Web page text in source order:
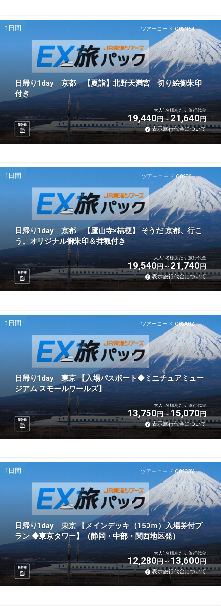
ツアーコード Q02N64
1日間
日帰り1day 京都 【夏詣】北野天満宮 切り絵御朱印
付き
新幹線
大人1名様あたり 旅行代金
19,440円 21,640円
表示旅行代金について
ツアーコード Q02E6L
1日間
日帰り1day 京都 【廬山寺×桔梗】 そうだ 京都、行こ
う。オリジナル御朱印＆拝観付き
新幹線
大人1名様あたり 旅行代金
19,540円 21,740円
表示旅行代金について
ツアーコード Q02A0Z
1日間
日帰り1day 東京 【入場パスポート◆ミニチュアミュー
ジアム スモールワールズ】
新幹線
大人1名様あたり 旅行代金
13,750円 15,070円
表示旅行代金について
ツアーコード Q02C3Y
1日間
日帰り1day 東京 【メインデッキ（150ｍ）入場券付プ
ラン ◆東京タワー】（静岡・中部・関西地区発）
新幹線
大人1名様あたり 旅行代金
12,280円 13,600円
表示旅行代金について